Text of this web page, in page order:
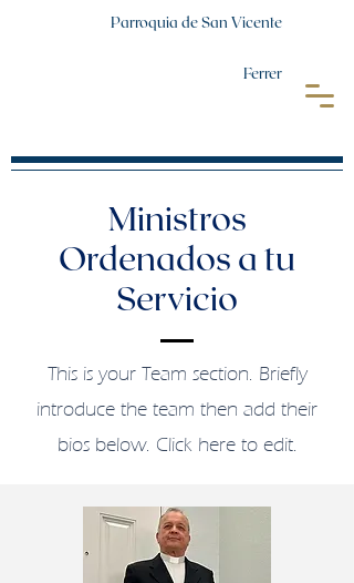
Parroquia de San Vicente
Ferrer
Ministros
Ordenados a tu
Servicio
This is your Team section. Briefly
introduce the team then add their
bios below. Click here to edit.